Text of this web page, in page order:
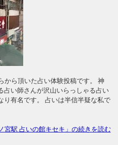
から頂いた占い体験投稿です。 神
占い師さんが沢山いらっしゃる占い
り有名です。 占いは半信半疑な私で
宮駅 占いの館キセキ」の続きを読む